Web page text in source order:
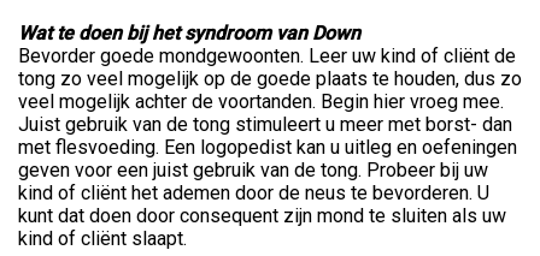
Wat te doen bij het syndroom van Down
Bevorder goede mondgewoonten. Leer uw kind of cliënt de
tong zo veel mogelijk op de goede plaats te houden, dus zo
veel mogelijk achter de voortanden. Begin hier vroeg mee.
Juist gebruik van de tong stimuleert u meer met borst- dan
met flesvoeding. Een logopedist kan u uitleg en oefeningen
geven voor een juist gebruik van de tong. Probeer bij uw
kind of cliënt het ademen door de neus te bevorderen. U
kunt dat doen door consequent zijn mond te sluiten als uw
kind of cliënt slaapt.